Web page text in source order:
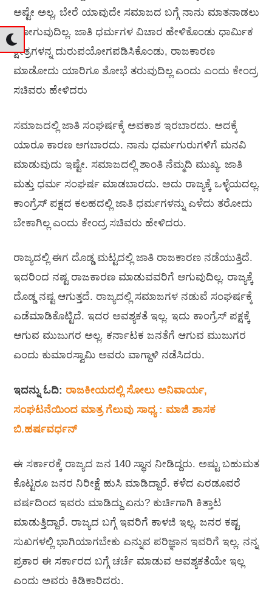
ಅಷ್ಟೇ ಅಲ್ಲ, ಬೇರೆ ಯಾವುದೇ ಸಮಾಜದ ಬಗ್ಗೆ ನಾನು ಮಾತನಾಡಲು
ಹೋಗುವುದಿಲ್ಲ. ಜಾತಿ ಧರ್ಮಗಳ ವಿಚಾರ ಹೇಳಿಕೊಂಡು ಧಾರ್ಮಿಕ
ಕ್ಷೇತ್ರಗಳನ್ನ ದುರುಪಯೋಗಪಡಿಸಿಕೊಂಡು, ರಾಜಕಾರಣ
ಮಾಡೋದು ಯಾರಿಗೂ ಶೋಭೆ ತರುವುದಿಲ್ಲ ಎಂದು ಎಂದು ಕೇಂದ್ರ
ಸಚಿವರು ಹೇಳಿದರು
ಸಮಾಜದಲ್ಲಿ ಜಾತಿ ಸಂಘರ್ಷಕ್ಕೆ ಅವಕಾಶ ಇರಬಾರದು. ಅದಕ್ಕೆ
ಯಾರೂ ಕಾರಣ ಆಗಬಾರದು. ನಾನು ಧರ್ಮಗುರುಗಳಿಗೆ ಮನವಿ
ಮಾಡುವುದು ಇಷ್ಟೇ. ಸಮಾಜದಲ್ಲಿ ಶಾಂತಿ ನೆಮ್ಮದಿ ಮುಖ್ಯ. ಜಾತಿ
ಮತ್ತು ಧರ್ಮ ಸಂಘರ್ಷ ಮಾಡಬಾರದು. ಅದು ರಾಜ್ಯಕ್ಕೆ ಒಳ್ಳೆಯದಲ್ಲ.
ಕಾಂಗ್ರೆಸ್ ಪಕ್ಷದ ಕಲಹದಲ್ಲಿ ಜಾತಿ ಧರ್ಮಗಳನ್ನು ಎಳೆದು ತರೋದು
ಬೇಕಾಗಿಲ್ಲ ಎಂದು ಕೇಂದ್ರ ಸಚಿವರು ಹೇಳಿದರು.
ರಾಜ್ಯದಲ್ಲಿ ಈಗ ದೊಡ್ಡ ಮಟ್ಟದಲ್ಲಿ ಜಾತಿ ರಾಜಕಾರಣ ನಡೆಯುತ್ತಿದೆ.
ಇದರಿಂದ ನಷ್ಟ ರಾಜಕಾರಣ ಮಾಡುವವರಿಗೆ ಆಗುವುದಿಲ್ಲ. ರಾಜ್ಯಕ್ಕೆ
ದೊಡ್ಡ ನಷ್ಟ ಆಗುತ್ತದೆ. ರಾಜ್ಯದಲ್ಲಿ ಸಮಾಜಗಳ ನಡುವೆ ಸಂಘರ್ಷಕ್ಕೆ
ಎಡೆಮಾಡಿಕೊಟ್ಟಿದೆ. ಇದರ ಅವಶ್ಯಕತೆ ಇಲ್ಲ. ಇದು ಕಾಂಗ್ರೆಸ್ ಪಕ್ಷಕ್ಕೆ
ಆಗುವ ಮುಜುಗರ ಅಲ್ಲ. ಕರ್ನಾಟಕ ಜನತೆಗೆ ಆಗುವ ಮುಜುಗರ
ಎಂದು ಕುಮಾರಸ್ವಾಮಿ ಅವರು ವಾಗ್ದಾಳಿ ನಡೆಸಿದರು.
ಇದನ್ನು ಓದಿ: ರಾಜಕೀಯದಲ್ಲಿ ಸೋಲು ಅನಿವಾರ್ಯ,
ಸಂಘಟನೆಯಿಂದ ಮಾತ್ರ ಗೆಲುವು ಸಾಧ್ಯ : ಮಾಜಿ ಶಾಸಕ
ಬಿ.ಹರ್ಷವರ್ಧನ್
ಈ ಸರ್ಕಾರಕ್ಕೆ ರಾಜ್ಯದ ಜನ 140 ಸ್ಥಾನ ನೀಡಿದ್ದರು. ಅಷ್ಟು ಬಹುಮತ
ಕೊಟ್ಟರೂ ಜನರ ನಿರೀಕ್ಷೆ ಹುಸಿ ಮಾಡಿದ್ದಾರೆ. ಕಳೆದ ಎರಡೂವರೆ
ವರ್ಷದಿಂದ ಇವರು ಮಾಡಿದ್ದು ಏನು? ಕುರ್ಚಿಗಾಗಿ ಕಿತ್ತಾಟ
ಮಾಡುತ್ತಿದ್ದಾರೆ. ರಾಜ್ಯದ ಬಗ್ಗೆ ಇವರಿಗೆ ಕಾಳಜಿ ಇಲ್ಲ. ಜನರ ಕಷ್ಟ
ಸುಖಗಳಲ್ಲಿ ಭಾಗಿಯಾಗಬೇಕು ಎನ್ನುವ ಪರಿಜ್ಞಾನ ಇವರಿಗೆ ಇಲ್ಲ. ನನ್ನ
ಪ್ರಕಾರ ಈ ಸರ್ಕಾರದ ಬಗ್ಗೆ ಚರ್ಚೆ ಮಾಡುವ ಅವಶ್ಯಕತೆಯೇ ಇಲ್ಲ
ಎಂದು ಅವರು ಕಿಡಿಕಾರಿದರು.